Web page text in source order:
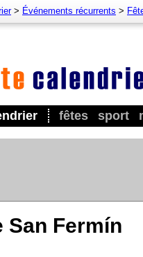
fêtes sport
> Événements récurrents >
San Fermín